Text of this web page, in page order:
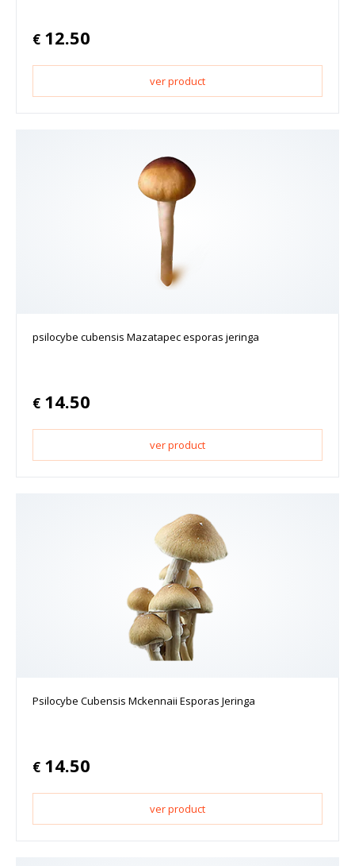
€ 12.50
ver product
psilocybe cubensis Mazatapec esporas jeringa
€ 14.50
ver product
Psilocybe Cubensis Mckennaii Esporas Jeringa
€ 14.50
ver product